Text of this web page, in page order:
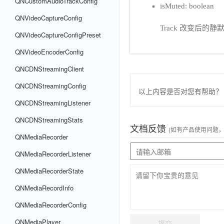
QNVideoCaptureConfig
QNVideoCaptureConfigPreset
QNVideoEncoderConfig
QNCDNStreamingClient
QNCDNStreamingConfig
QNCDNStreamingListener
QNCDNStreamingStats
QNMediaRecorder
QNMediaRecorderListener
QNMediaRecorderState
QNMediaRecordInfo
QNMediaRecorderConfig
QNMediaPlayer
isMuted: boolean
Track 改变后的静
以上内容是否对您有帮助？
文档反馈 (如有产品使用问题